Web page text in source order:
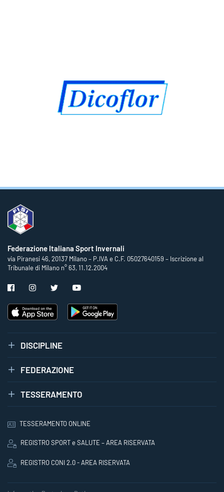
Federazione Italiana Sport Invernali
via Piranesi 46, 20137 Milano – P.IVA e C.F. 05027640159 – Iscrizione al
Tribunale di Milano n° 63, 11.12.2004
DISCIPLINE
FEDERAZIONE
TESSERAMENTO
TESSERAMENTO ONLINE
REGISTRO SPORT e SALUTE – AREA RISERVATA
REGISTRO CONI 2.0 - AREA RISERVATA